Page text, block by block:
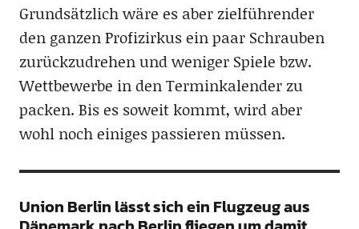
Grundsätzlich wäre es aber zielführender
den ganzen Profizirkus ein paar Schrauben
zurückzudrehen und weniger Spiele bzw.
Wettbewerbe in den Terminkalender zu
packen. Bis es soweit kommt, wird aber
wohl noch einiges passieren müssen.
Union Berlin lässt sich ein Flugzeug aus